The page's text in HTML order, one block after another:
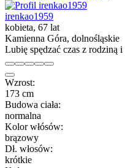
irenkao1959
kobieta, 67 lat
Kamienna Góra, dolnośląskie
Lubię spędzać czas z rodziną
Wzrost:
173 cm
Budowa ciała:
normalna
Kolor włósów:
brązowy
Dł. włosów:
krótkie